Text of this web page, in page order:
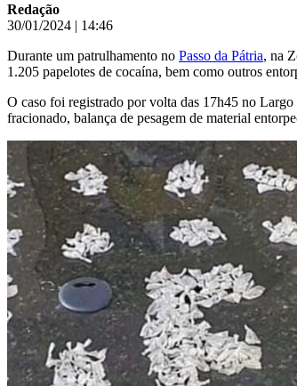
Redação
30/01/2024 | 14:46
Durante um patrulhamento no Passo da Pátria, na
1.205 papelotes de cocaína, bem como outros
O caso foi registrado por volta das 17h45 no
fracionado, balança de pesagem de material